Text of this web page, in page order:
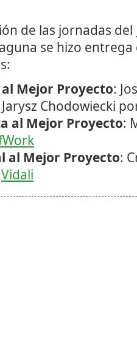
de las jornadas del
se hizo
Mejor Proyecto:
Chodowiecki
al Mejor Proyecto:
al Mejor Proyecto:
Vidali